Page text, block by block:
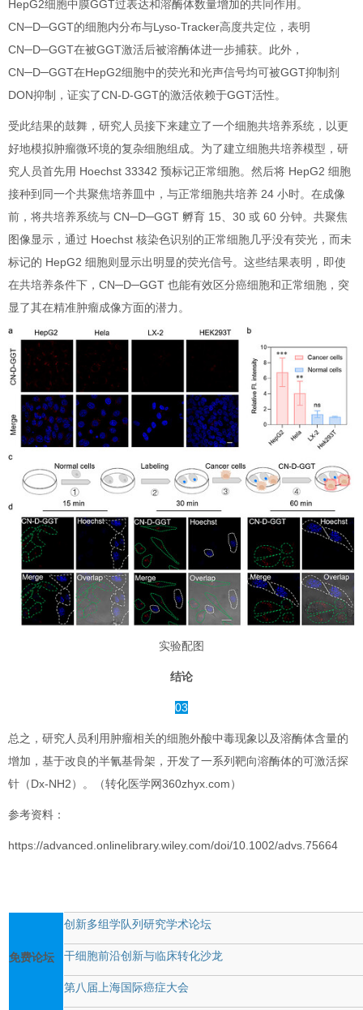
HepG2细胞中膜GGT过表达和溶酶体数量增加的共同作用。
CN─D─GGT的细胞内分布与Lyso-Tracker高度共定位，表明
CN─D─GGT在被GGT激活后被溶酶体进一步捕获。此外，
CN─D─GGT在HepG2细胞中的荧光和光声信号均可被GGT抑制剂
DON抑制，证实了CN-D-GGT的激活依赖于GGT活性。
受此结果的鼓舞，研究人员接下来建立了一个细胞共培养系统，以更
好地模拟肿瘤微环境的复杂细胞组成。为了建立细胞共培养模型，研
究人员首先用 Hoechst 33342 预标记正常细胞。然后将 HepG2 细胞
接种到同一个共聚焦培养皿中，与正常细胞共培养 24 小时。在成像
前，将共培养系统与 CN─D─GGT 孵育 15、30 或 60 分钟。共聚焦
图像显示，通过 Hoechst 核染色识别的正常细胞几乎没有荧光，而未
标记的 HepG2 细胞则显示出明显的荧光信号。这些结果表明，即使
在共培养条件下，CN─D─GGT 也能有效区分癌细胞和正常细胞，突
显了其在精准肿瘤成像方面的潜力。
实验配图
结论
03
总之，研究人员利用肿瘤相关的细胞外酸中毒现象以及溶酶体含量的
增加，基于改良的半氰基骨架，开发了一系列靶向溶酶体的可激活探
针（Dx-NH2）。（转化医学网360zhyx.com）
参考资料：
https://advanced.onlinelibrary.wiley.com/doi/10.1002/advs.75664
免费论坛
创新多组学队列研究学术论坛
干细胞前沿创新与临床转化沙龙
第八届上海国际癌症大会